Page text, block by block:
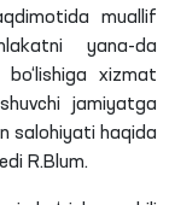
muallif
yana-da
xizmat
jamiyatga
salohiyati haqida
R.Blum.